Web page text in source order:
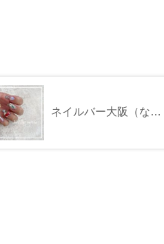
ネイルバー大阪（なんば）髙島屋店